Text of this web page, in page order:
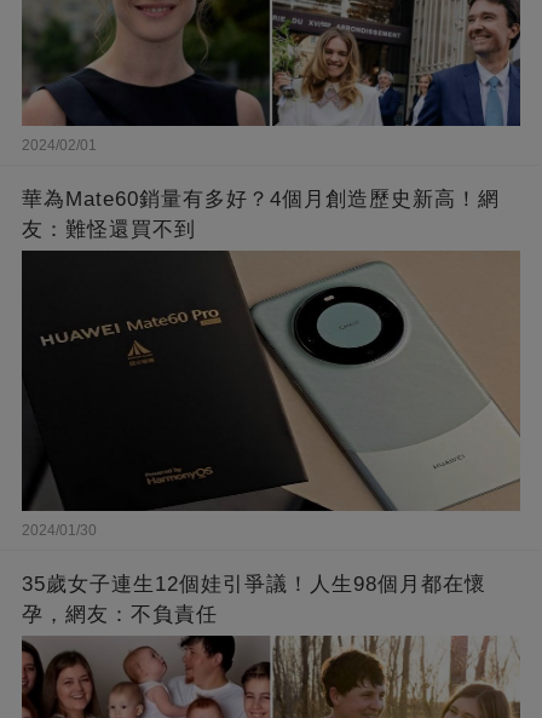
2024/02/01
華為Mate60銷量有多好？4個月創造歷史新高！網
友：難怪還買不到
2024/01/30
35歲女子連生12個娃引爭議！人生98個月都在懷
孕，網友：不負責任